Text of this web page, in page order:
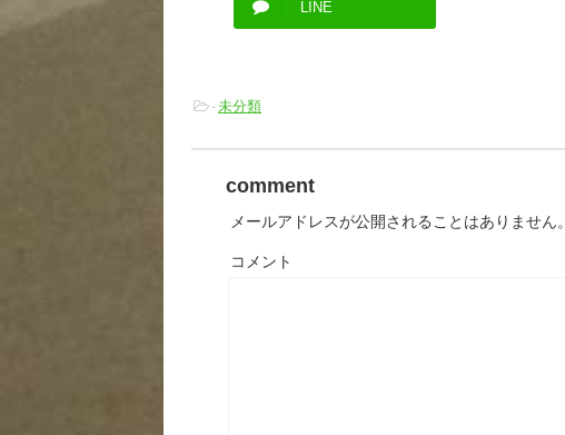
LINE
-未分類
comment
メールアドレスが公開されることはありません。
コメント